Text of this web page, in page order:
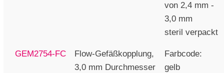
von 2,4 mm -
3,0 mm
steril verpackt
GEM2754-FC
Flow-Gefäßkopplung,
3,0 mm Durchmesser
Farbcode:
gelb